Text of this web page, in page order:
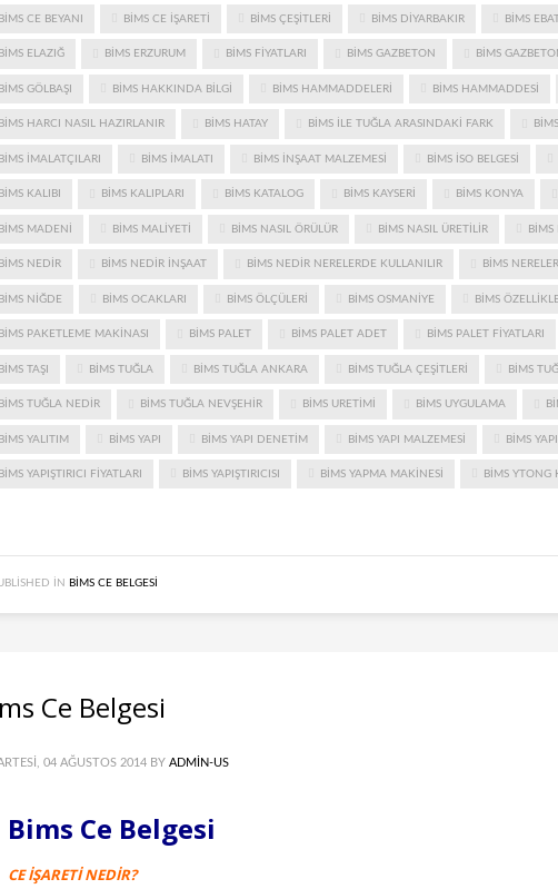
CE BEYANI BIMS CE IŞARETI BIMS ÇEŞITLERI BIMS DIYARBAKIR BIMS
ELAZIĞ BIMS ERZURUM BIMS FIYATLARI BIMS GAZBETON BIMS
GÖLBAŞI BIMS HAKKINDA BILGI BIMS HAMMADDELERI BIMS HAMMADDESI
HARCI NASIL HAZIRLANIR BIMS HATAY BIMS ILE TUĞLA ARASINDAKI FARK
IMALATÇILARI BIMS IMALATI BIMS INŞAAT MALZEMESI BIMS ISO BELGESI
KALIBI BIMS KALIPLARI BIMS KATALOG BIMS KAYSERI BIMS KONYA
MADENI BIMS MALIYETI BIMS NASIL ÖRÜLÜR BIMS NASIL ÜRETILIR BIMS
NEDIR BIMS NEDIR INŞAAT BIMS NEDIR NERELERDE KULLANILIR BIMS
NIĞDE BIMS OCAKLARI BIMS ÖLÇÜLERI BIMS OSMANIYE BIMS
PAKETLEME MAKINASI BIMS PALET BIMS PALET ADET BIMS PALET FIYATLARI
TAŞI BIMS TUĞLA BIMS TUĞLA ANKARA BIMS TUĞLA ÇEŞITLERI BIMS
TUĞLA NEDIR BIMS TUĞLA NEVŞEHIR BIMS URETIMI BIMS UYGULAMA
YALITIM BIMS YAPI BIMS YAPI DENETIM BIMS YAPI MALZEMESI BIMS
YAPIŞTIRICI FIYATLARI BIMS YAPIŞTIRICISI BIMS YAPMA MAKINESI BIMS YTONG
IN BIMS CE BELGESI
Ce Belgesi
04 AĞUSTOS 2014 BY ADMIN-US
Bims Ce Belgesi
CE İŞARETİ NEDİR?